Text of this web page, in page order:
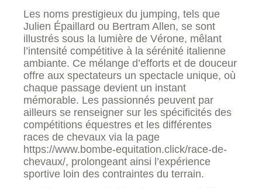
Les noms prestigieux du jumping, tels que
Julien Épaillard ou Bertram Allen, se sont
illustrés sous la lumière de Vérone, mêlant
l’intensité compétitive à la sérénité italienne
ambiante. Ce mélange d’efforts et de douceur
offre aux spectateurs un spectacle unique, où
chaque passage devient un instant
mémorable. Les passionnés peuvent par
ailleurs se renseigner sur les spécificités des
compétitions équestres et les différentes
races de chevaux via la page
https://www.bombe-equitation.click/race-de-
chevaux/, prolongeant ainsi l’expérience
sportive loin des contraintes du terrain.